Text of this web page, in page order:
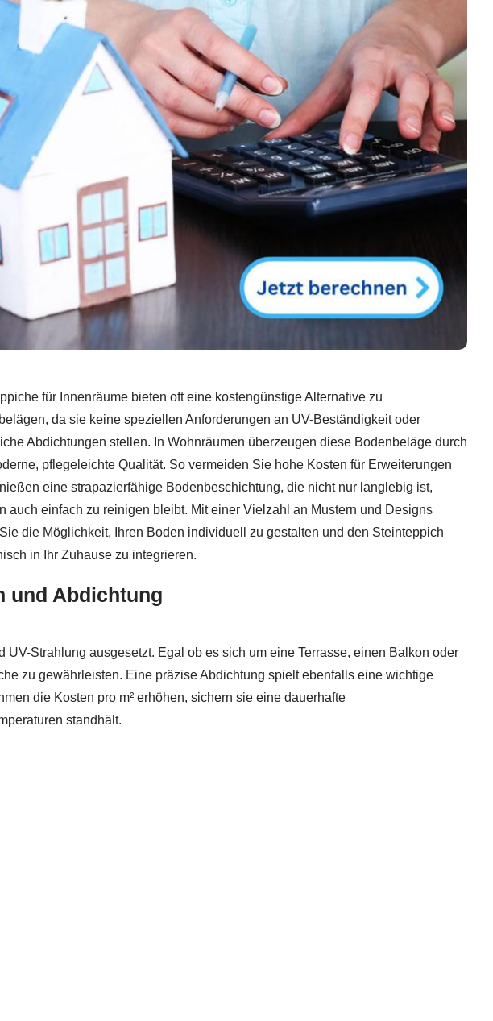
für Innenräume bieten oft eine kostengünstige Alternative zu
da sie keine speziellen Anforderungen an UV-Beständigkeit oder
Abdichtungen stellen. In Wohnräumen überzeugen diese Bodenbeläge durch
pflegeleichte Qualität. So vermeiden Sie hohe Kosten für Erweiterungen
eine strapazierfähige Bodenbeschichtung, die nicht nur langlebig ist,
auch einfach zu reinigen bleibt. Mit einer Vielzahl an Mustern und Designs
die Möglichkeit, Ihren Boden individuell zu gestalten und den Steinteppich
in Ihr Zuhause zu integrieren.
und Abdichtung
Strahlung ausgesetzt. Egal ob es sich um eine Terrasse, einen Balkon oder
zu gewährleisten. Eine präzise Abdichtung spielt ebenfalls eine wichtige
die Kosten pro m² erhöhen, sichern sie eine dauerhafte
standhält.